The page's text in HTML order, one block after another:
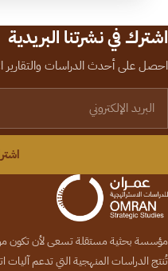
اشترك في نشرتنا البريدية
احصل على أحدث الدراسات والتقارير
مؤسسة بحثية مستقلة تسعى لأن تكون
تُنتج الدراسات المنهجية التي تدعم آليات